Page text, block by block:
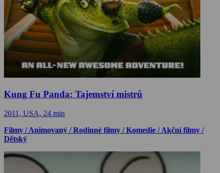
Kung Fu Panda: Tajemství mistrů
2011, USA, 24 min
Filmy / Animovaný / Rodinné filmy / Komedie / Akční filmy /
Dětský